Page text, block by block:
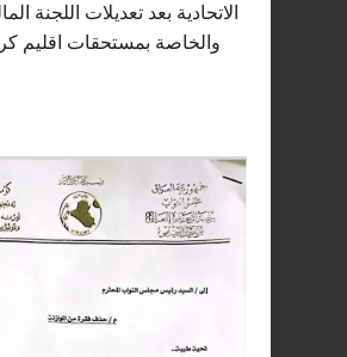
الاتحادية بعد تعديلات اللجنة
والخاصة بمستحقات اقليم